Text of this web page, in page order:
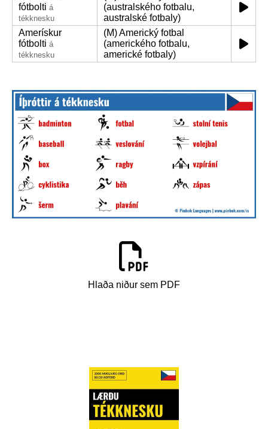
fótbolti á
tékknesku
(australského fotbalu,
australské fotbaly)
Amerískur
fótbolti á
tékknesku
(M) Americký fotbal
(amerického fotbalu,
americké fotbaly)
Hlaða niður sem PDF